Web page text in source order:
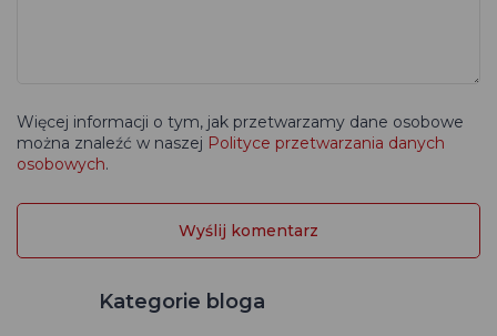
Więcej informacji o tym, jak przetwarzamy dane osobowe
można znaleźć w naszej Polityce przetwarzania danych
osobowych.
Kategorie bloga